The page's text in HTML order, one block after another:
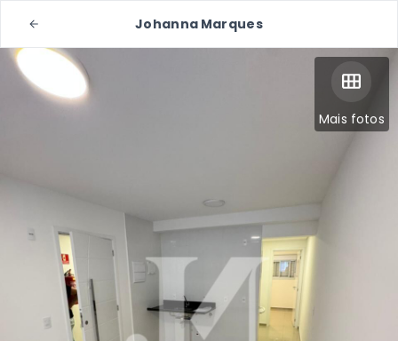
Johanna Marques
Mais fotos